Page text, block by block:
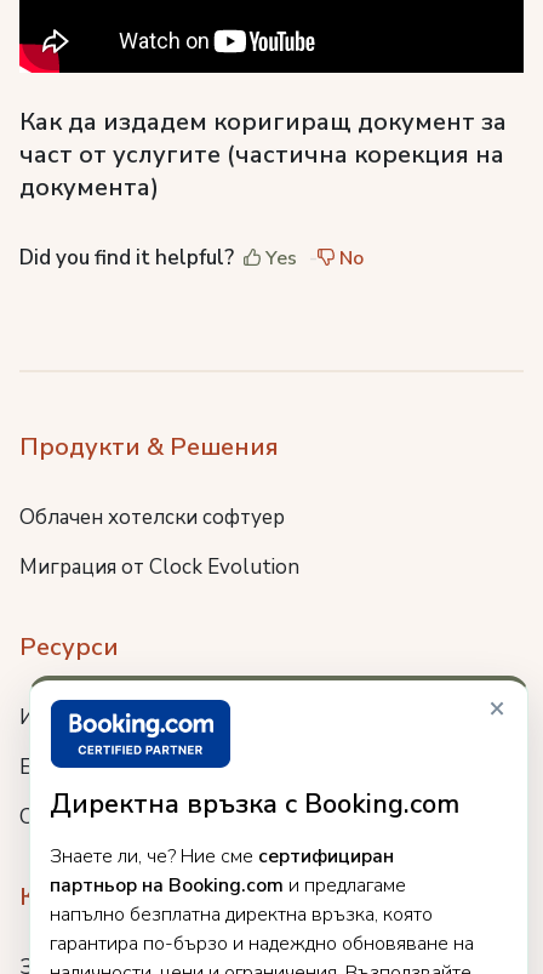
×
Директна връзка с Booking.com
Знаете ли, че? Ние сме сертифициран
партньор на Booking.com и предлагаме
напълно безплатна директна връзка, която
гарантира по-бързо и надеждно обновяване на
Как да издадем коригиращ документ за
част от услугите (частична корекция на
документа)
Did you find it helpful? Yes No
Продукти & Решения
Облачен хотелски софтуер
Миграция от Clock Evolution
Ресурси
Интеграции
Блог
Събития
Компания
За нас